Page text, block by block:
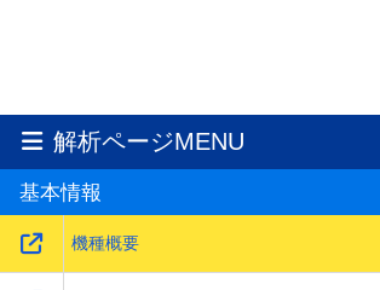
解析ページMENU
基本情報
機種概要